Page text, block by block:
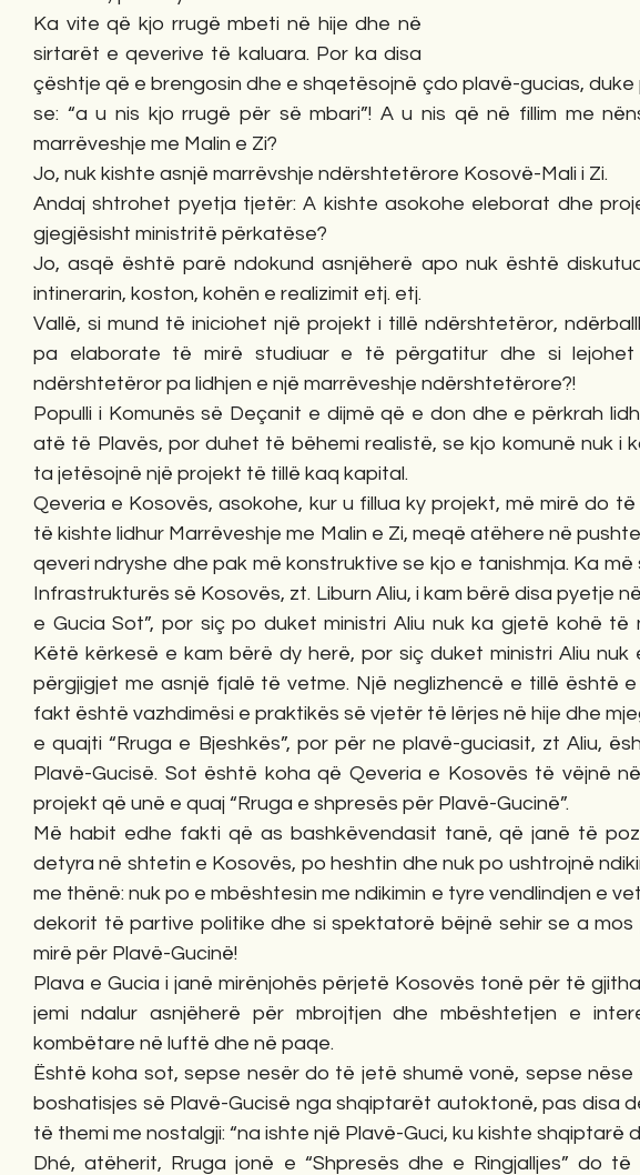
Ka vite që kjo rrugë mbeti në hije dhe në
sirtarët e qeverive të kaluara. Por ka disa
çështje që e brengosin dhe e shqetësojnë çdo plavë-gucias, duke
se: “a u nis kjo rrugë për së mbari”! A u nis që në fillim me
marrëveshje me Malin e Zi?
Jo, nuk kishte asnjë marrëvshje ndërshtetërore Kosovë-Mali i Zi.
Andaj shtrohet pyetja tjetër: A kishte asokohe eleborat dhe
gjegjësisht ministritë përkatëse?
Jo, asqë është parë ndokund asnjëherë apo nuk është
intinerarin, koston, kohën e realizimit etj. etj.
Vallë, si mund të iniciohet një projekt i tillë ndërshtetëror,
pa elaborate të mirë studiuar e të përgatitur dhe si
ndërshtetëror pa lidhjen e një marrëveshje ndërshtetërore?!
Populli i Komunës së Deçanit e dijmë që e don dhe e përkrah
atë të Plavës, por duhet të bëhemi realistë, se kjo komunë nuk i
ta jetësojnë një projekt të tillë kaq kapital.
Qeveria e Kosovës, asokohe, kur u fillua ky projekt, më mirë do
të kishte lidhur Marrëveshje me Malin e Zi, meqë atëhere në
qeveri ndryshe dhe pak më konstruktive se kjo e tanishmja. Ka
Infrastrukturës së Kosovës, zt. Liburn Aliu, i kam bërë disa pyetje
e Gucia Sot”, por siç po duket ministri Aliu nuk ka gjetë kohë të
Këtë kërkesë e kam bërë dy herë, por siç duket ministri Aliu
përgjigjet me asnjë fjalë të vetme. Një neglizhencë e tillë është
fakt është vazhdimësi e praktikës së vjetër të lërjes në hije dhe
e quajti “Rruga e Bjeshkës”, por për ne plavë-guciasit, zt Aliu,
Plavë-Gucisë. Sot është koha që Qeveria e Kosovës të vëjnë
projekt që unë e quaj “Rruga e shpresës për Plavë-Gucinë”.
Më habit edhe fakti që as bashkëvendasit tanë, që janë të
detyra në shtetin e Kosovës, po heshtin dhe nuk po ushtrojnë
me thënë: nuk po e mbështesin me ndikimin e tyre vendlindjen e
dekorit të partive politike dhe si spektatorë bëjnë sehir se a
mirë për Plavë-Gucinë!
Plava e Gucia i janë mirënjohës përjetë Kosovës tonë për të
jemi ndalur asnjëherë për mbrojtjen dhe mbështetjen e
kombëtare në luftë dhe në paqe.
Është koha sot, sepse nesër do të jetë shumë vonë, sepse nëse
boshatisjes së Plavë-Gucisë nga shqiptarët autoktonë, pas disa
të themi me nostalgji: “na ishte një Plavë-Guci, ku kishte shqiptarë
Dhé, atëherit, Rruga jonë e “Shpresës dhe e Ringjalljes” do